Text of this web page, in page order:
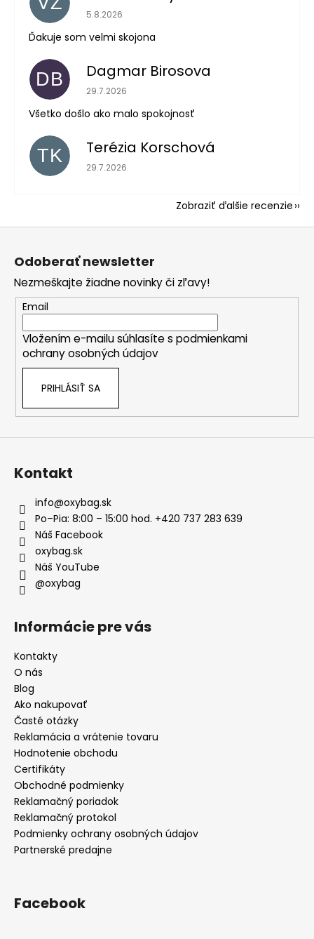
Hodnotenie obchodu je 5 z 5 hviezdičiek.
5.8.2026
Ďakuje som velmi skojona
DB Dagmar Birosova
Hodnotenie obchodu je 5 z 5 hviezdičiek.
29.7.2026
Všetko došlo ako malo spokojnosť
TK Terézia Korschová
Hodnotenie obchodu je 5 z 5 hviezdičiek.
29.7.2026
Zobraziť ďalšie recenzie
Z
Odoberať newsletter
Nezmeškajte žiadne novinky či zľavy!
Email
Vložením e-mailu súhlasíte s podmienkami
ochrany osobných údajov
PRIHLÁSIŤ SA
Kontakt
info@oxybag.sk
Po–Pia: 8:00 – 15:00 hod. +420 737 283 639
Náš Facebook
oxybag.sk
Náš YouTube
@oxybag
Informácie pre vás
Kontakty
O nás
Blog
Ako nakupovať
Časté otázky
Reklamácia a vrátenie tovaru
Hodnotenie obchodu
Certifikáty
Obchodné podmienky
Reklamačný poriadok
Reklamačný protokol
Podmienky ochrany osobných údajov
Partnerské predajne
Facebook